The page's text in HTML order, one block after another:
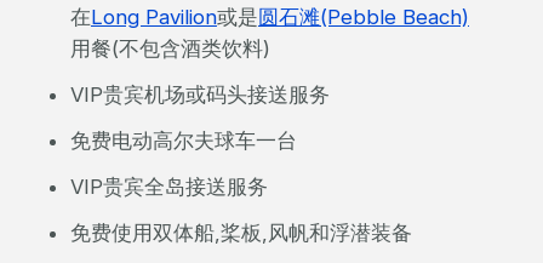
在Long Pavilion或是圆石滩(Pebble Beach)
用餐(不包含酒类饮料)
VIP贵宾机场或码头接送服务
免费电动高尔夫球车一台
VIP贵宾全岛接送服务
免费使用双体船,桨板,风帆和浮潜装备